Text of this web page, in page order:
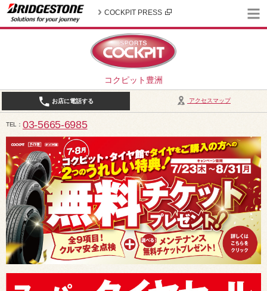
コクピット豊洲
COCKPIT PRESS
アクセスマップ
お店に電話する
TEL 03-5665-6985
10:30～19:00（作業受付18:00まで） / 定休日：2026年8月は、5日(水)、12日(水)、19日(水)、24